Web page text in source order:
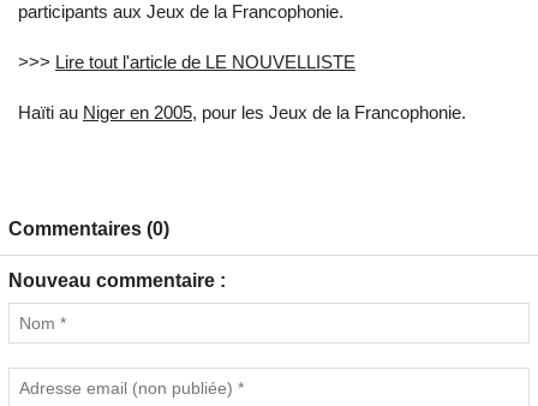
participants aux Jeux de la Francophonie.
>>> Lire tout l'article de LE NOUVELLISTE
Haïti au Niger en 2005, pour les Jeux de la Francophonie.
Commentaires (0)
Nouveau commentaire :